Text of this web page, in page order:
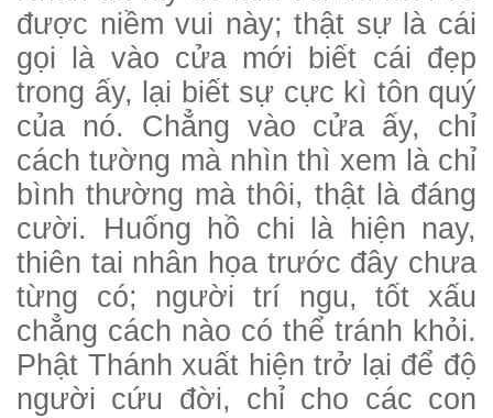
được niềm vui này; thật sự là cái
gọi là vào cửa mới biết cái đẹp
trong ấy, lại biết sự cực kì tôn quý
của nó. Chẳng vào cửa ấy, chỉ
cách tường mà nhìn thì xem là chỉ
bình thường mà thôi, thật là đáng
cười. Huống hồ chi là hiện nay,
thiên tai nhân họa trước đây chưa
từng có; người trí ngu, tốt xấu
chẳng cách nào có thể tránh khỏi.
Phật Thánh xuất hiện trở lại để độ
người cứu đời, chỉ cho các con